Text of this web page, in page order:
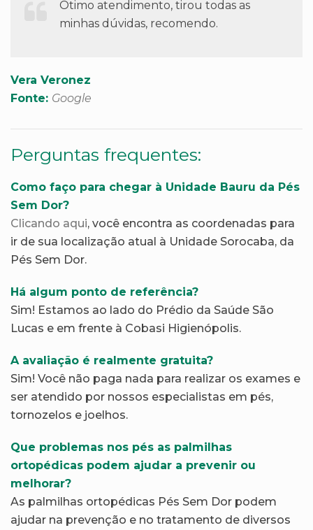
Ótimo atendimento, tirou todas as
minhas dúvidas, recomendo.
Vera Veronez
Fonte: Google
Perguntas frequentes:
Como faço para chegar à Unidade Bauru da Pés
Sem Dor?
Clicando aqui, você encontra as coordenadas para
ir de sua localização atual à Unidade Sorocaba, da
Pés Sem Dor.
Há algum ponto de referência?
Sim! Estamos ao lado do Prédio da Saúde São
Lucas e em frente à Cobasi Higienópolis.
A avaliação é realmente gratuita?
Sim! Você não paga nada para realizar os exames e
ser atendido por nossos especialistas em pés,
tornozelos e joelhos.
Que problemas nos pés as palmilhas
ortopédicas podem ajudar a prevenir ou
melhorar?
As palmilhas ortopédicas Pés Sem Dor podem
ajudar na prevenção e no tratamento de diversos